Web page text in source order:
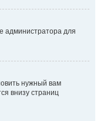
администратора для
нужный вам
внизу страниц